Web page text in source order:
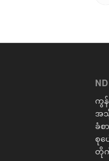
ကွ
အသို
ခံစ
စုပ
တိုက်